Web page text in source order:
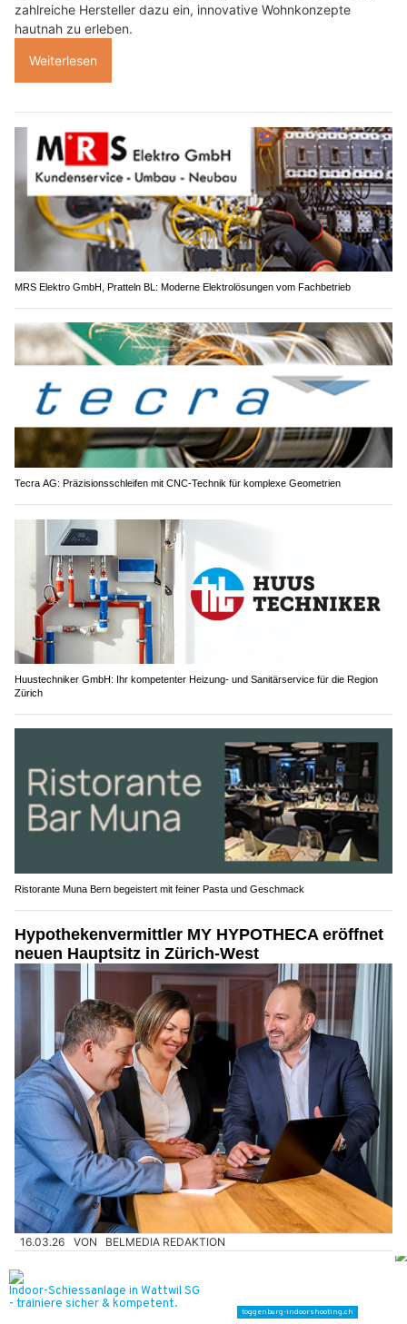
zahlreiche Hersteller dazu ein, innovative Wohnkonzepte
hautnah zu erleben.
Weiterlesen
MRS Elektro GmbH, Pratteln BL: Moderne Elektrolösungen vom Fachbetrieb
Tecra AG: Präzisionsschleifen mit CNC-Technik für komplexe Geometrien
Huustechniker GmbH: Ihr kompetenter Heizung- und Sanitärservice für die Region
Zürich
Ristorante Muna Bern begeistert mit feiner Pasta und Geschmack
Hypothekenvermittler MY HYPOTHECA eröffnet
neuen Hauptsitz in Zürich-West
16.03.26 VON BELMEDIA REDAKTION
an seinen neuen Standort an der Josefstrasse 214 in Zürich-
West umgezogen.